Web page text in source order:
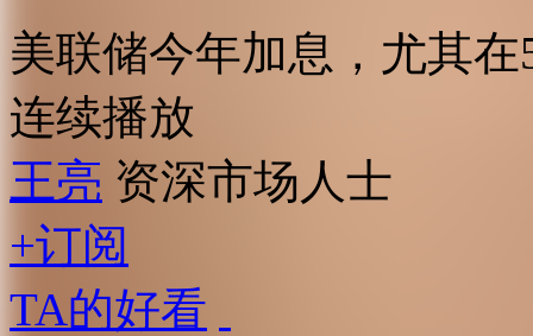
美联储今年加息，尤其
连续播放
王亮 资深市场人士
+订阅
TA的好看